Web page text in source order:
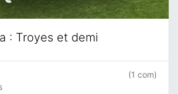
: Troyes et demi
(1 com)